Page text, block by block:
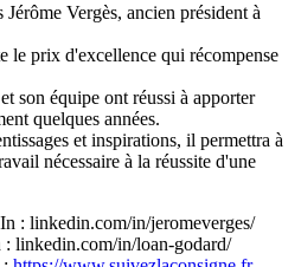
Vergès, ancien président à
le prix d'excellence qui récompense
son équipe ont réussi à apporter
quelques années.
et inspirations, il permettra à
nécessaire à la réussite d'une
: linkedin.com/in/jeromeverges/
linkedin.com/in/loan-godard/